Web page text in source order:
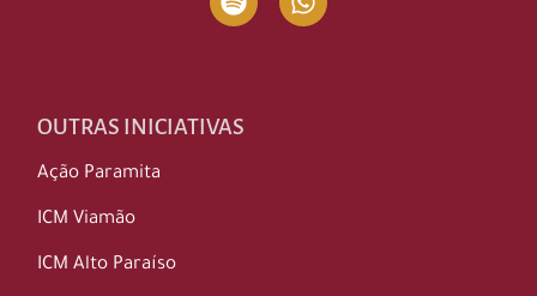
OUTRAS INICIATIVAS
Ação Paramita
ICM Viamão
ICM Alto Paraíso